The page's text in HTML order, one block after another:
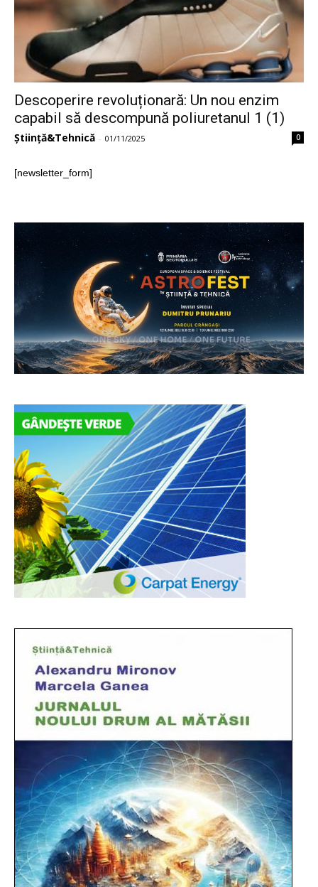
Descoperire revoluționară: Un nou enzim
capabil să descompună poliuretanul 1 (1)
Știință&Tehnică - 01/11/2025 0
[newsletter_form]